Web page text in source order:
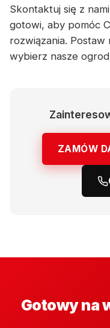
Skontaktuj się z
gotowi, aby pomóc
rozwiązania.
wybierz nasze
ZAMÓW
Gotowy na